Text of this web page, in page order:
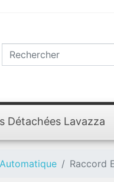
Détachées Lavazza
Raccord